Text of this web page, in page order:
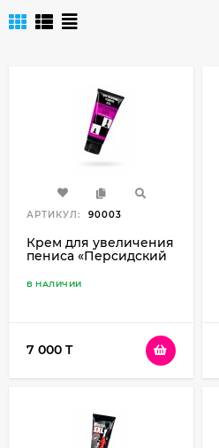
АРТИКУЛ: 90003
Крем для увеличения
пениса «Персидский
мл
В НАЛИЧИИ
7 000 T